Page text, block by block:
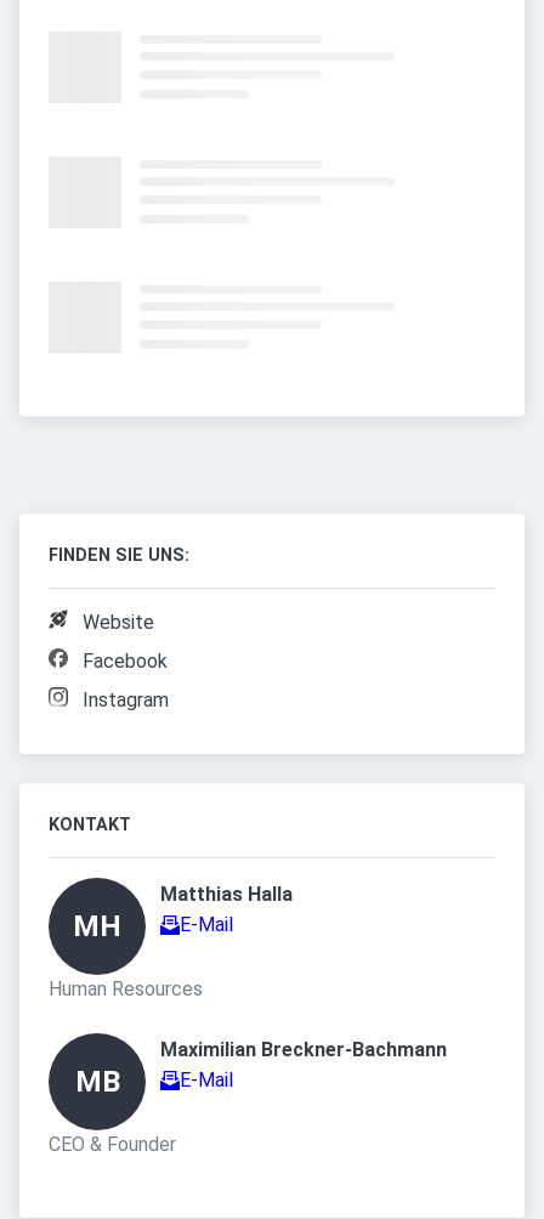
FINDEN SIE UNS:
Website
Facebook
Instagram
KONTAKT
MH
Matthias Halla
E-Mail
Human Resources
MB
Maximilian Breckner-Bachmann
E-Mail
CEO & Founder